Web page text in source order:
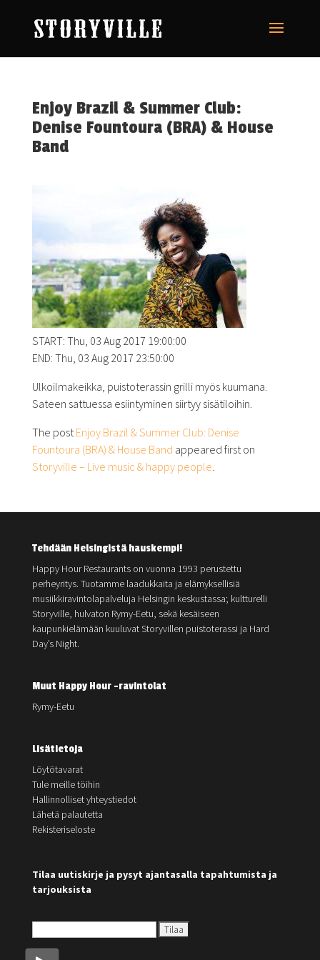
Enjoy Brazil & Summer Club:
Denise Fountoura (BRA) & House
Band
START: Thu, 03 Aug 2017 19:00:00
END: Thu, 03 Aug 2017 23:50:00
Ulkoilmakeikka, puistoterassin grilli myös kuumana.
Sateen sattuessa esiintyminen siirtyy sisätiloihin.
The postEnjoy Brazil & Summer Club: Denise
Fountoura (BRA) & House Band appeared first on
Storyville – Live music & happy people.
Tehdään Helsingistä hauskempi!
Happy Hour Restaurants on vuonna 1993 perustettu
perheyritys. Tuotamme laadukkaita ja elämyksellisiä
musiikkiravintolapalveluja Helsingin keskustassa; kultturelli
Storyville, hulvaton Rymy-Eetu, sekä kesäiseen
kaupunkielämään kuuluvat Storyvillen puistoterassi ja Hard
Day’s Night.
Muut Happy Hour -ravintolat
Rymy-Eetu
Lisätietoja
Löytötavarat
Tule meille töihin
Hallinnolliset yhteystiedot
Lähetä palautetta
Rekisteriseloste
Tilaa uutiskirje ja pysyt ajantasalla tapahtumista ja
tarjouksista